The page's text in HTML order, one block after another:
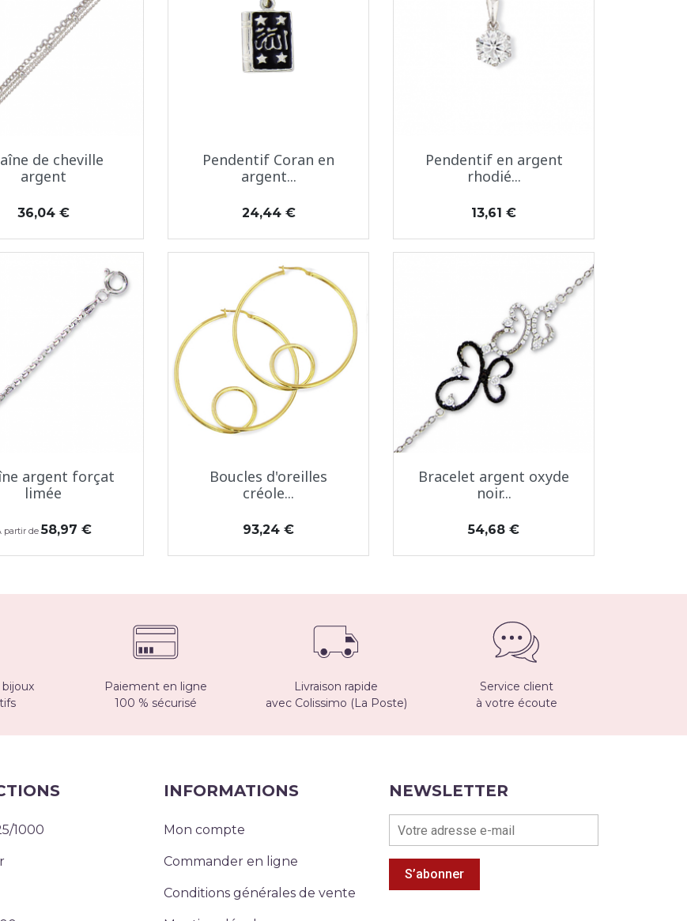
Aperçu rapide
de cheville
argent
Prix
36,04 €
Aperçu rapide
Pendentif Coran en
argent...
Prix
24,44 €
 Aperçu rapide
Pendentif en argent
rhodié...
Prix
13,61 €
Aperçu rapide
argent forçat
limée
partir dePrix
58,97 €
Aperçu rapide
Boucles d'oreilles
créole...
Prix
93,24 €
Aperçu rapide
Bracelet argent oxyde
noir...
Prix
54,68 €
Paiement en ligne
100 % sécurisé
Livraison rapide
avec Colissimo (La Poste)
Service client
à votre écoute
1000
INFORMATIONS
Mon compte
Commander en ligne
Conditions générales de vente
NEWSLETTER
S’abonner